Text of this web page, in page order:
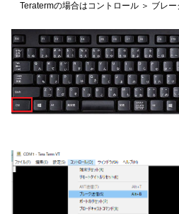
Teratermの場合はコントロール ＞ ブレ